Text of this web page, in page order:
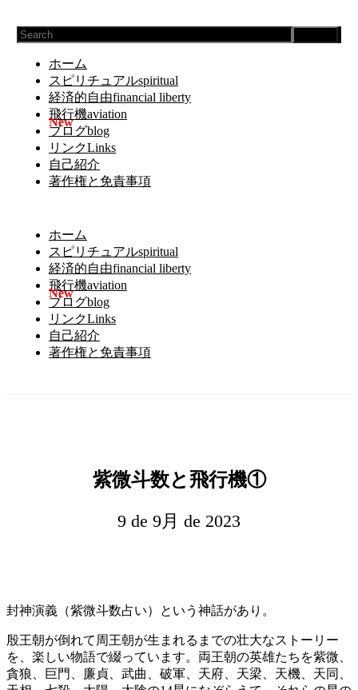
ホーム
スピリチュアルspiritual
経済的自由financial liberty
飛行機aviation
ブログblog
リンクLinks
自己紹介
著作権と免責事項
ホーム
スピリチュアルspiritual
経済的自由financial liberty
飛行機aviation
ブログblog
リンクLinks
自己紹介
著作権と免責事項
紫微斗数と飛行機①
9 de 9月 de 2023
封神演義（紫微斗数占い）という神話があり。
殷王朝が倒れて周王朝が生まれるまでの壮大なストーリー
を、楽しい物語で綴っています。両王朝の英雄たちを紫微、
貪狼、巨門、廉貞、武曲、破軍、天府、天梁、天機、天同、